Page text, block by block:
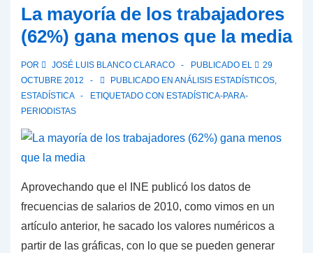
eléctrico"
de
huelga
general
del
14N
(en
La mayoría de los trabajadores
(62%) gana menos que la media
POR JOSÉ LUIS BLANCO CLARACO PUBLICADO EL
29
OCTUBRE 2012
PUBLICADO EN ANÁLISIS ESTADÍSTICOS,
ESTADÍSTICA
ETIQUETADO CON ESTADÍSTICA-PARA-
PERIODISTAS
Aprovechando que el INE publicó los datos de
frecuencias de salarios de 2010, como vimos en un
artículo anterior, he sacado los valores numéricos a
partir de las gráficas, con lo que se pueden generar